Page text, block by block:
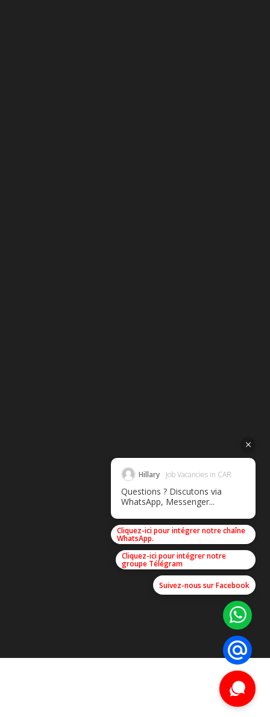
Hillary Job Vacancies in CAR
Questions ? Discutons via
WhatsApp, Messenger...
Cliquez-ici pour intégrer notre chaîne
WhatsApp.
Cliquez-ici pour intégrer notre
groupe Télégram
Suivez-nous sur Facebook